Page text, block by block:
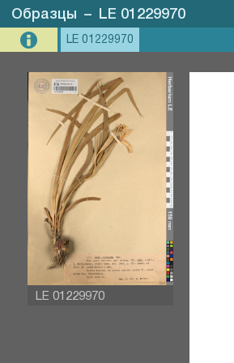
Образцы – LE 01229970
LE 01229970
LE 01229970